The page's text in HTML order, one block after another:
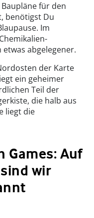
für den
benötigst Du
Im
abgelegener.
der Karte
ein geheimer
Teil der
die halb aus
liegt die
Games: Auf
wir